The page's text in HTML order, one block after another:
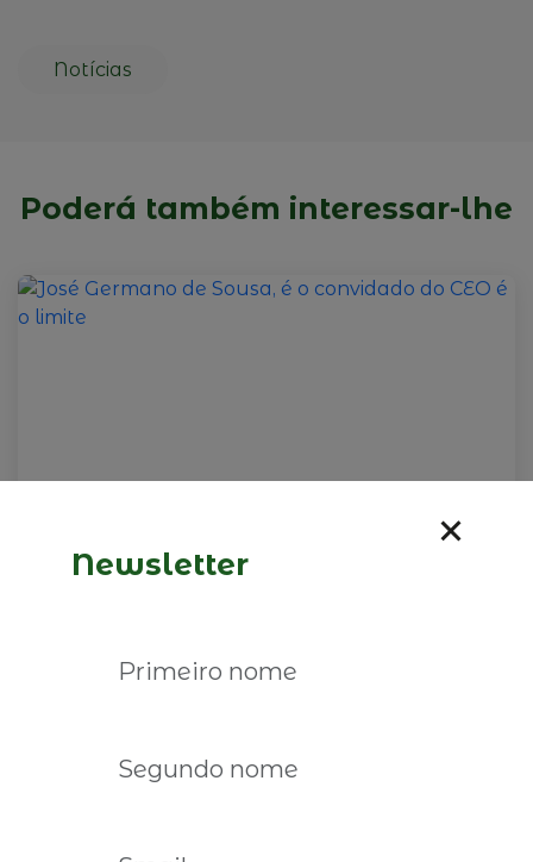
Notícias
Poderá também interessar-lhe
convidado do CEO é o limite
Newsletter